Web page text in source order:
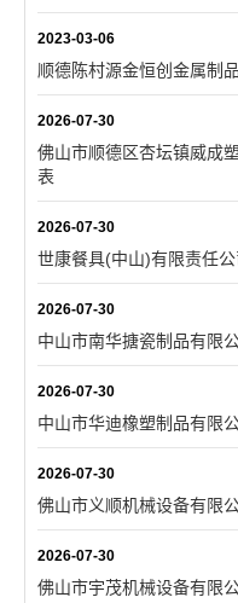
2023-03-06
顺德陈村源金恒创金属制
2026-07-30
佛山市顺德区杏坛镇威成
表
2026-07-30
世康餐具(中山)有限责任
2026-07-30
中山市南华搪瓷制品有限
2026-07-30
中山市华迪橡塑制品有限
2026-07-30
佛山市义顺机械设备有限
2026-07-30
佛山市宇茂机械设备有限